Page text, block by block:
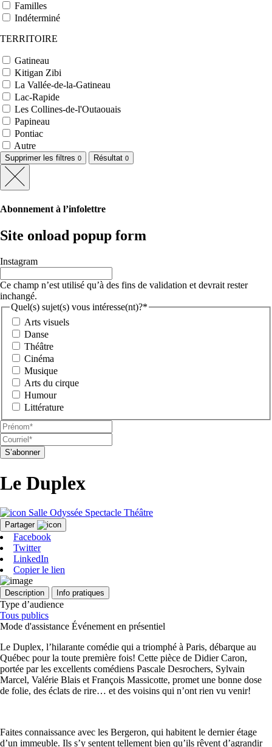
Familles
Indéterminé
TERRITOIRE
Gatineau
Kitigan Zibi
La Vallée-de-la-Gatineau
Lac-Rapide
Les Collines-de-l'Outaouais
Papineau
Pontiac
Autre
Supprimer les filtres 0 Résultat 0
Abonnement à l’infolettre
Site onload popup form
Instagram
Ce champ n’est utilisé qu’à des fins de validation et devrait rester
inchangé.
Quel(s) sujet(s) vous intéresse(nt)?*
Arts visuels
Danse
Théâtre
Cinéma
Musique
Arts du cirque
Humour
Littérature
Prénom*
(Nécessaire)
Courriel*
(Nécessaire)
Le Duplex
Salle Odyssée Spectacle Théâtre
Partager
Facebook
Twitter
LinkedIn
Copier le lien
Description Info pratiques
Type d’audience
Tous publics
Mode d'assistance Événement en présentiel
Le Duplex, l’hilarante comédie qui a triomphé à Paris, débarque au
Québec pour la toute première fois! Cette pièce de Didier Caron,
portée par les excellents comédiens Pascale Desrochers, Sylvain
Marcel, Valérie Blais et François Massicotte, promet une bonne dose
de folie, des éclats de rire… et des voisins qui n’ont rien vu venir!
Faites connaissance avec les Bergeron, qui habitent le dernier étage
d’un immeuble. Ils s’y sentent tellement bien qu’ils rêvent d’agrandir